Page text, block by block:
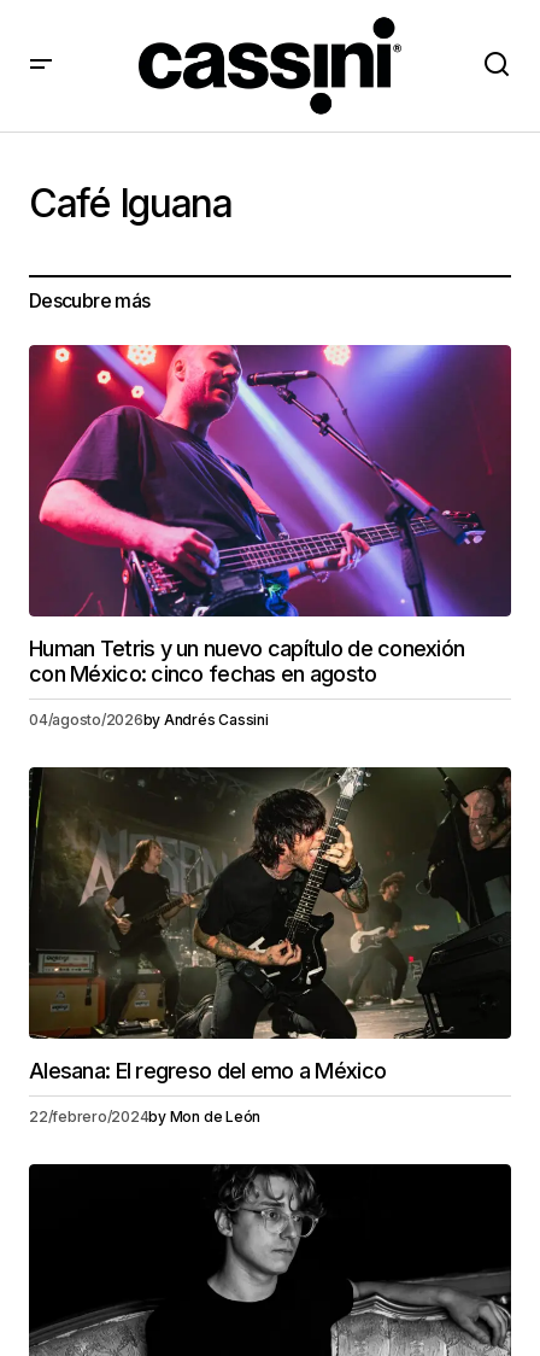
Café Iguana
Descubre más
Human Tetris y un nuevo capítulo de conexión
con México: cinco fechas en agosto
04/agosto/2026by Andrés Cassini
Alesana: El regreso del emo a México
22/febrero/2024by Mon de León